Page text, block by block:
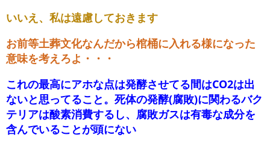
いいえ、私は遠慮しておきます
お前等土葬文化なんだから棺桶に入れる様になった
意味を考えろよ・・・
これの最高にアホな点は発酵させてる間はCO2は出
ないと思ってること。死体の発酵(腐敗)に関わるバク
テリアは酸素消費するし、腐敗ガスは有毒な成分を
含んでいることが頭にない